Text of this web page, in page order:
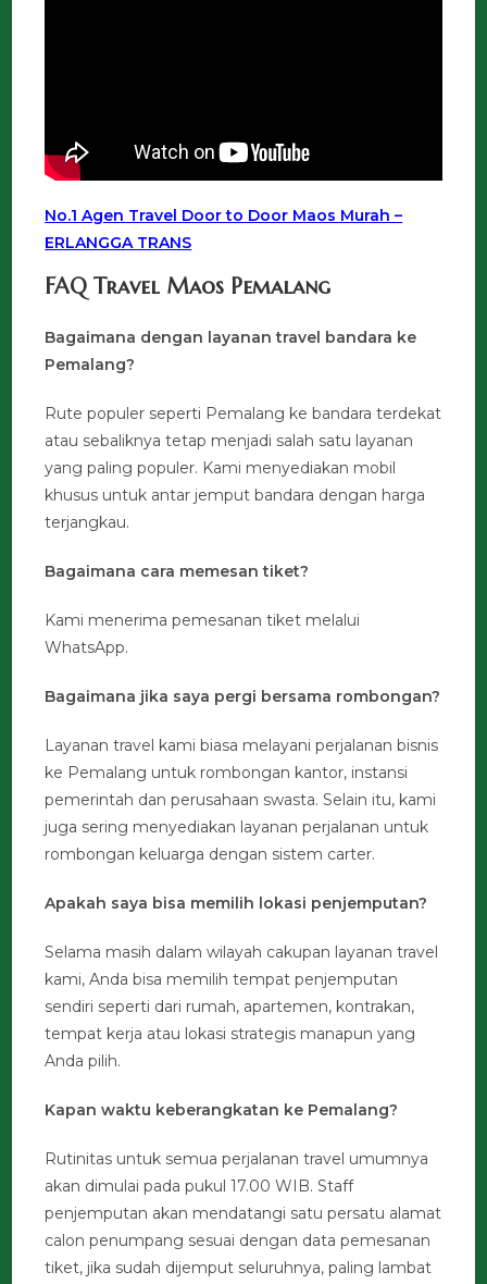
No.1 Agen Travel Door to Door Maos Murah –
ERLANGGA TRANS
FAQ Travel Maos Pemalang
Bagaimana dengan layanan travel bandara ke
Pemalang?
Rute populer seperti Pemalang ke bandara terdekat
atau sebaliknya tetap menjadi salah satu layanan
yang paling populer. Kami menyediakan mobil
khusus untuk antar jemput bandara dengan harga
terjangkau.
Bagaimana cara memesan tiket?
Kami menerima pemesanan tiket melalui
WhatsApp.
Bagaimana jika saya pergi bersama rombongan?
Layanan travel kami biasa melayani perjalanan bisnis
ke Pemalang untuk rombongan kantor, instansi
pemerintah dan perusahaan swasta. Selain itu, kami
juga sering menyediakan layanan perjalanan untuk
rombongan keluarga dengan sistem carter.
Apakah saya bisa memilih lokasi penjemputan?
Selama masih dalam wilayah cakupan layanan travel
kami, Anda bisa memilih tempat penjemputan
sendiri seperti dari rumah, apartemen, kontrakan,
tempat kerja atau lokasi strategis manapun yang
Anda pilih.
Kapan waktu keberangkatan ke Pemalang?
Rutinitas untuk semua perjalanan travel umumnya
akan dimulai pada pukul 17.00 WIB. Staff
penjemputan akan mendatangi satu persatu alamat
calon penumpang sesuai dengan data pemesanan
tiket, jika sudah dijemput seluruhnya, paling lambat